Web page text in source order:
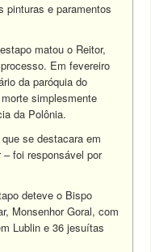
pinturas e paramentos
matou o Reitor,
Em fevereiro
da paróquia do
simplesmente
da Polônia.
se destacara em
foi responsável por
deteve o Bispo
Monsenhor Goral, com
Lublin e 36 jesuítas